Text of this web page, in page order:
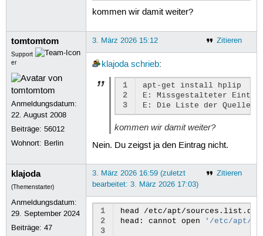
kommen wir damit weiter?
tomtomtom
Support
er
Anmeldungsdatum:
22. August 2008
Beiträge:56012
Wohnort: Berlin
Zitieren
3. März 2026 15:12
klajoda schrieb:
1
2
3
apt-get install
hplip
E:
Missgestalteter
E:
Die Liste der Quellen
kommen wir damit weiter?
Nein. Du zeigst ja den Eintrag nicht.
klajoda
(Themenstarter)
Anmeldungsdatum:
29. September 2024
Beiträge:47
Zitieren
3. März 2026 16:59 (zuletzt
bearbeitet: 3. März 2026 17:03)
1
2
3
head
/etc/apt/sources.list.d/
head:
cannot open '/etc/apt/